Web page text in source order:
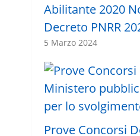
Abilitante 2020
Decreto PNRR
5 Marzo 2024
Prove Concorsi